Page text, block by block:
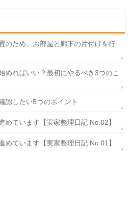
のため、お部屋と廊下の片付けを行
めればいい？最初にやるべき3つのこ
認したい5つのポイント
めています【実家整理日記 No.02】
めています【実家整理日記 No.01】